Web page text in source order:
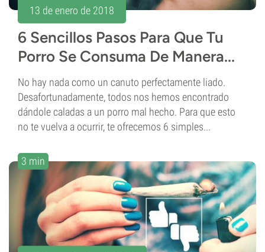
13 de enero de 2018
6 Sencillos Pasos Para Que Tu
Porro Se Consuma De Manera...
No hay nada como un canuto perfectamente liado.
Desafortunadamente, todos nos hemos encontrado
dándole caladas a un porro mal hecho. Para que esto
no te vuelva a ocurrir, te ofrecemos 6 simples...
3 min